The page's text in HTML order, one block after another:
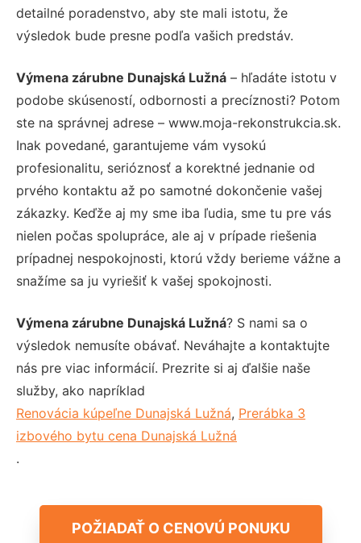
detailné poradenstvo, aby ste mali istotu, že
výsledok bude presne podľa vašich predstáv.
Výmena zárubne Dunajská Lužná – hľadáte istotu v
podobe skúseností, odbornosti a precíznosti? Potom
ste na správnej adrese – www.moja-rekonstrukcia.sk.
Inak povedané, garantujeme vám vysokú
profesionalitu, serióznosť a korektné jednanie od
prvého kontaktu až po samotné dokončenie vašej
zákazky. Keďže aj my sme iba ľudia, sme tu pre vás
nielen počas spolupráce, ale aj v prípade riešenia
prípadnej nespokojnosti, ktorú vždy berieme vážne a
snažíme sa ju vyriešiť k vašej spokojnosti.
Výmena zárubne Dunajská Lužná? S nami sa o
výsledok nemusíte obávať. Neváhajte a kontaktujte
nás pre viac informácií. Prezrite si aj ďalšie naše
služby, ako napríklad
Renovácia kúpeľne Dunajská Lužná, Prerábka 3
izbového bytu cena Dunajská Lužná
.
POŽIADAŤ O CENOVÚ PONUKU